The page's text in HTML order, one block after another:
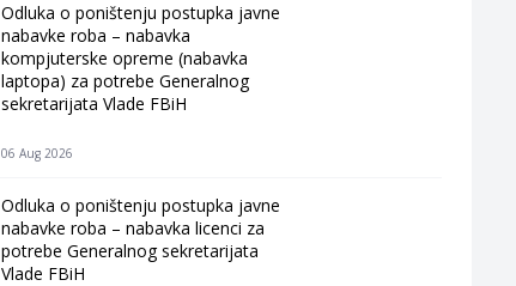
Odluka o poništenju postupka javne
nabavke roba – nabavka
kompjuterske opreme (nabavka
laptopa) za potrebe Generalnog
sekretarijata Vlade FBiH
06 Aug 2026
Odluka o poništenju postupka javne
nabavke roba – nabavka licenci za
potrebe Generalnog sekretarijata
Vlade FBiH